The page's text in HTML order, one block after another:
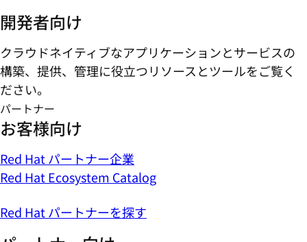
開発者向け
クラウドネイティブなアプリケーションとサービスの
構築、提供、管理に役立つリソースとツールをご覧く
ださい。
パートナー
お客様向け
Red Hat パートナー企業
Red Hat Ecosystem Catalog
Red Hat パートナーを探す